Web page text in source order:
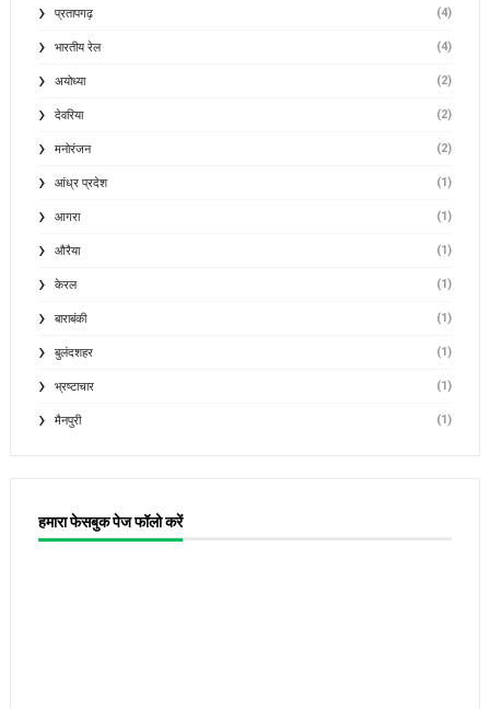
प्रतापगढ़ (4)
भारतीय रेल (4)
अयोध्या (2)
देवरिया (2)
मनोरंजन (2)
आंध्र प्रदेश (1)
आगरा (1)
औरैया (1)
केरल (1)
बाराबंकी (1)
बुलंदशहर (1)
भ्रष्टाचार (1)
मैनपुरी (1)
हमारा फेसबुक पेज फॉलो करें